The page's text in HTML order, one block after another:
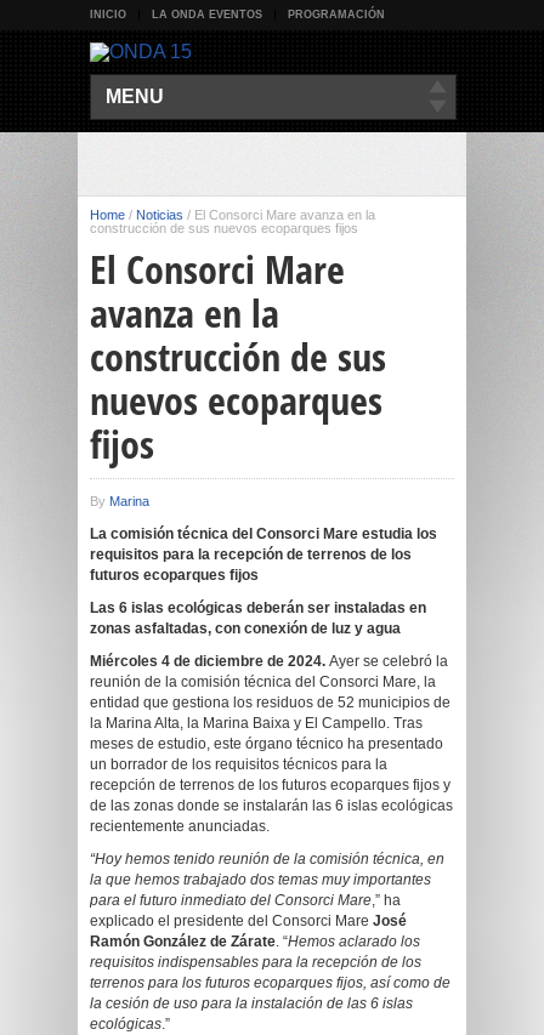
INICIO LA ONDA EVENTOS PROGRAMACIÓN
MENU
Home / Noticias / El Consorci Mare avanza en la
construcción de sus nuevos ecoparques fijos
El Consorci Mare
avanza en la
construcción de sus
nuevos ecoparques
fijos
By Marina
La comisión técnica del Consorci Mare estudia los
requisitos para la recepción de terrenos de los
futuros ecoparques fijos
Las 6 islas ecológicas deberán ser instaladas en
zonas asfaltadas, con conexión de luz y agua
Miércoles 4 de diciembre de 2024. Ayer se celebró la
reunión de la comisión técnica del Consorci Mare, la
entidad que gestiona los residuos de 52 municipios de
la Marina Alta, la Marina Baixa y El Campello. Tras
meses de estudio, este órgano técnico ha presentado
un borrador de los requisitos técnicos para la
recepción de terrenos de los futuros ecoparques fijos y
de las zonas donde se instalarán las 6 islas ecológicas
recientemente anunciadas.
“Hoy hemos tenido reunión de la comisión técnica, en
la que hemos trabajado dos temas muy importantes
para el futuro inmediato del Consorci Mare,” ha
explicado el presidente del Consorci Mare José
Ramón González de Zárate. “Hemos aclarado los
requisitos indispensables para la recepción de los
terrenos para los futuros ecoparques fijos, así como de
la cesión de uso para la instalación de las 6 islas
ecológicas.”